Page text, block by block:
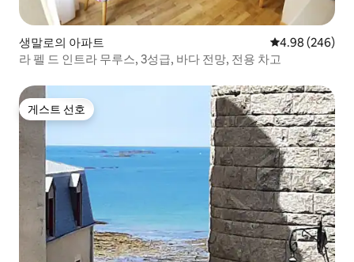
생말로의 아파트 평점 4.98점(5
4.98 (246)
라 펠 드 인트라 무루스, 3성급, 바다 전망, 전용 차고
게스트 선호
게스트 선호